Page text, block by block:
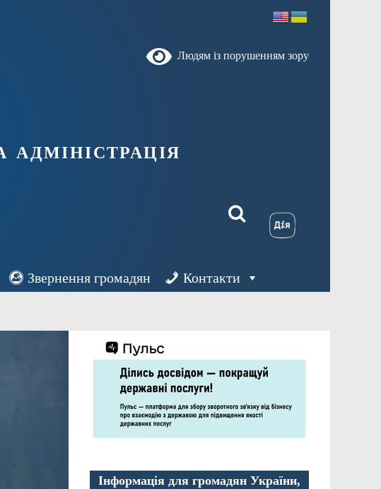
Людям із порушенням зору
Звернення громадян Контакти
Інформація для громадян України,